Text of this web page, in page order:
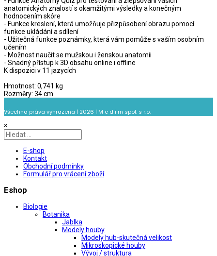
anatomických znalostí s okamžitými výsledky a konečným
hodnocením skóre
- Funkce kreslení, která umožňuje přizpůsobení obrazu pomocí
funkce ukládání a sdílení
- Užitečná funkce poznámky, která vám pomůže s vaším osobním
učením
- Možnost naučit se mužskou i ženskou anatomii
- Snadný přístup k 3D obsahu online i offline
K dispozici v 11 jazycích
Hmotnost: 0,741 kg
Rozměry: 34 cm
Všechna práva vyhrazena | 2026 | M e d i m spol. s r.o.
×
E-shop
Kontakt
Obchodní podmínky
Formulář pro vrácení zboží
Eshop
Biologie
Botanika
Jablka
Modely houby
Modely hub-skutečná velikost
Mikroskopické houby
Vývoj / struktura